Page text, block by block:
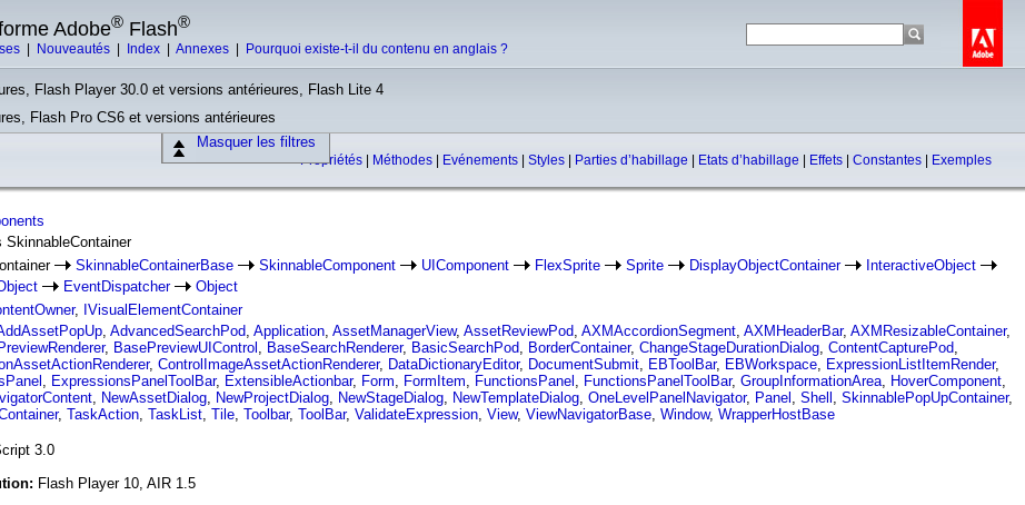
Adobe® Flash®
Nouveautés Index Annexes Pourquoi existe-t-il du contenu en anglais ?
Flash Player 30.0 et versions antérieures, Flash Lite 4
Flash Pro CS6 et versions antérieures
Masquer les filtres
Propriétés Méthodes Evénements Styles Parties d’habillage Etats d’habillage Effets Constantes Exemples
SkinnableContainer
SkinnableContainerBase SkinnableComponent UIComponent FlexSprite Sprite DisplayObjectContainer
InteractiveObject
EventDispatcher
Object
, IVisualElementContainer
, AdvancedSearchPod, Application, AssetManagerView, AssetReviewPod, AXMAccordionSegment, AXMHeaderBar, AXMResizableContainer,
, BasePreviewUIControl , BaseSearchRenderer, BasicSearchPod, BorderContainer, ChangeStageDurationDialog, ContentCapturePod,
, ControlImageAssetActionRenderer, DataDictionaryEditor, DocumentSubmit, EBToolBar, EBWorkspace, ExpressionListItemRender,
, ExpressionsPanelToolBar, ExtensibleActionbar, Form, FormItem, FunctionsPanel , FunctionsPanelToolBar, GroupInformationArea, HoverComponent,
, NewAssetDialog, NewProjectDialog, NewStageDialog, NewTemplateDialog, OneLevelPanelNavigator, Panel , Shell , SkinnablePopUpContainer,
, TaskAction, TaskList, Tile, Toolbar, ToolBar, ValidateExpression, View, ViewNavigatorBase, Window, WrapperHostBase
3.0
Flash Player 10, AIR 1.5